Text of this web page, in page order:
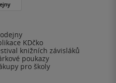
KDčko
knižních závisláků
poukazy
pro školy